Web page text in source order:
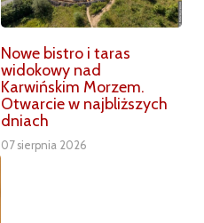
Nowe bistro i taras
widokowy nad
Karwińskim Morzem.
Otwarcie w najbliższych
dniach
07 sierpnia 2026